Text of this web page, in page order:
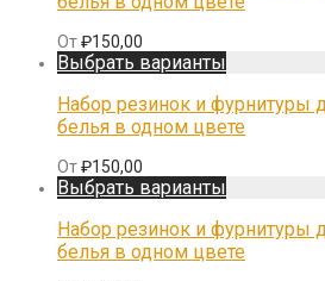
От₽150,00
Выбрать варианты
Набор резинок и фурнитуры
белья в одном цвете
От₽150,00
Выбрать варианты
Набор резинок и фурнитуры
белья в одном цвете